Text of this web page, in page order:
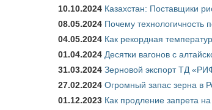
10.10.2024 Казахстан: Поставщики
08.05.2024 Почему технологичность
04.05.2024 Как рекордная
01.04.2024 Десятки вагонов с
31.03.2024 Зерновой экспорт ТД
27.02.2024 Огромный запас зерна в
01.12.2023 Как продление запрета